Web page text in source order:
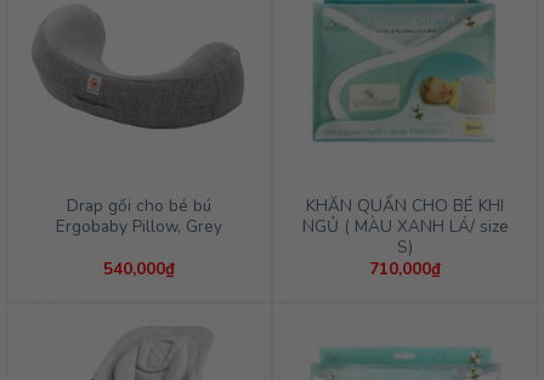
Drap gối cho bé bú
Ergobaby Pillow, Grey
540,000₫
KHĂN QUẤN CHO BÉ KHI
NGỦ ( MÀU XANH LÁ/ size
S)
710,000₫